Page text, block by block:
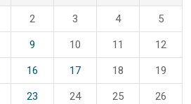
2 3 4 5
9 10 11 12
16 17 18 19
23 24 25 26